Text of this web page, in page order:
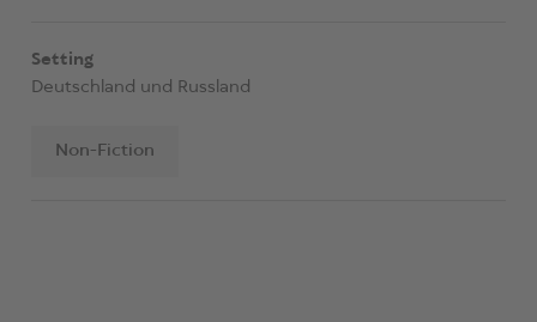
insgesamt nicht gut steht. Das wirft die Frage auf: Was
nun, deutsch-russisches Jahrhundert?
Geschichte einer von dramatischen Zäsuren,
Setting
Deutschland und Russland
Non-Fiction